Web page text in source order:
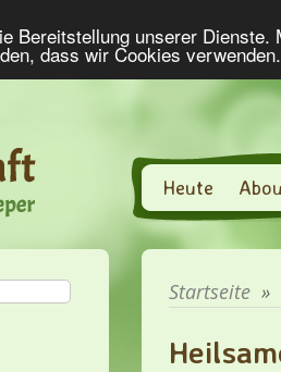
Bereitstellung unserer
dass wir Cookies
Heute
Startseite »